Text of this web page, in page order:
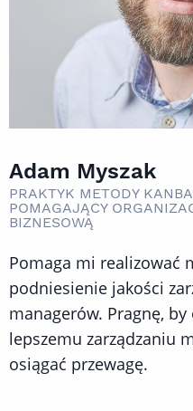
Adam Myszak
PRAKTYK METODY
POMAGAJĄCY
BIZNESOWĄ
Pomaga mi realizować
podniesienie jakości
managerów. Pragnę,
lepszemu zarządzaniu
osiągać przewagę.